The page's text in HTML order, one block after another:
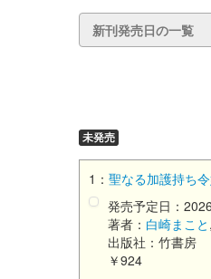
新刊発売日の一覧
未発売
1： 聖なる加護持ち
発売予定日：
著者： 白崎まこと ,
出版社：竹書房
￥924